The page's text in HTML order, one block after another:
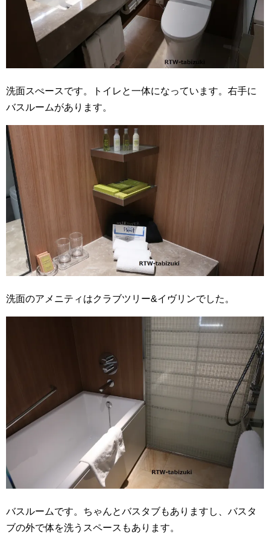
洗面スぺースです。トイレと一体になっています。右手に
バスルームがあります。
洗面のアメニティはクラブツリー&イヴリンでした。
バスルームです。ちゃんとバスタブもありますし、バスタ
ブの外で体を洗うスペースもあります。